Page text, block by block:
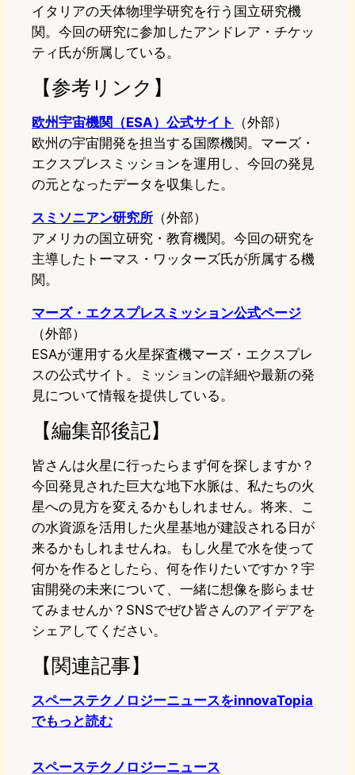
イタリアの天体物理学研究を行う国立研究機
関。今回の研究に参加したアンドレア・チケッ
ティ氏が所属している。
【参考リンク】
欧州宇宙機関（ESA）公式サイト
（外部）
欧州の宇宙開発を担当する国際機関。マーズ・
エクスプレスミッションを運用し、今回の発見
の元となったデータを収集した。
スミソニアン研究所 （外部）
アメリカの国立研究・教育機関。今回の研究を
主導したトーマス・ワッターズ氏が所属する機
関。
マーズ・エクスプレスミッション公式ページ
（外部）
ESAが運用する火星探査機マーズ・エクスプレ
スの公式サイト。ミッションの詳細や最新の発
見について情報を提供している。
【編集部後記】
皆さんは火星に行ったらまず何を探しますか？
今回発見された巨大な地下水脈は、私たちの火
星への見方を変えるかもしれません。将来、こ
の水資源を活用した火星基地が建設される日が
来るかもしれませんね。もし火星で水を使って
何かを作るとしたら、何を作りたいですか？宇
宙開発の未来について、一緒に想像を膨らませ
てみませんか？SNSでぜひ皆さんのアイデアを
シェアしてください。
【関連記事】
スペーステクノロジーニュースをinnovaTopia
でもっと読む
スペーステクノロジーニュース